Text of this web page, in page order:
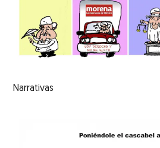
Narrativas